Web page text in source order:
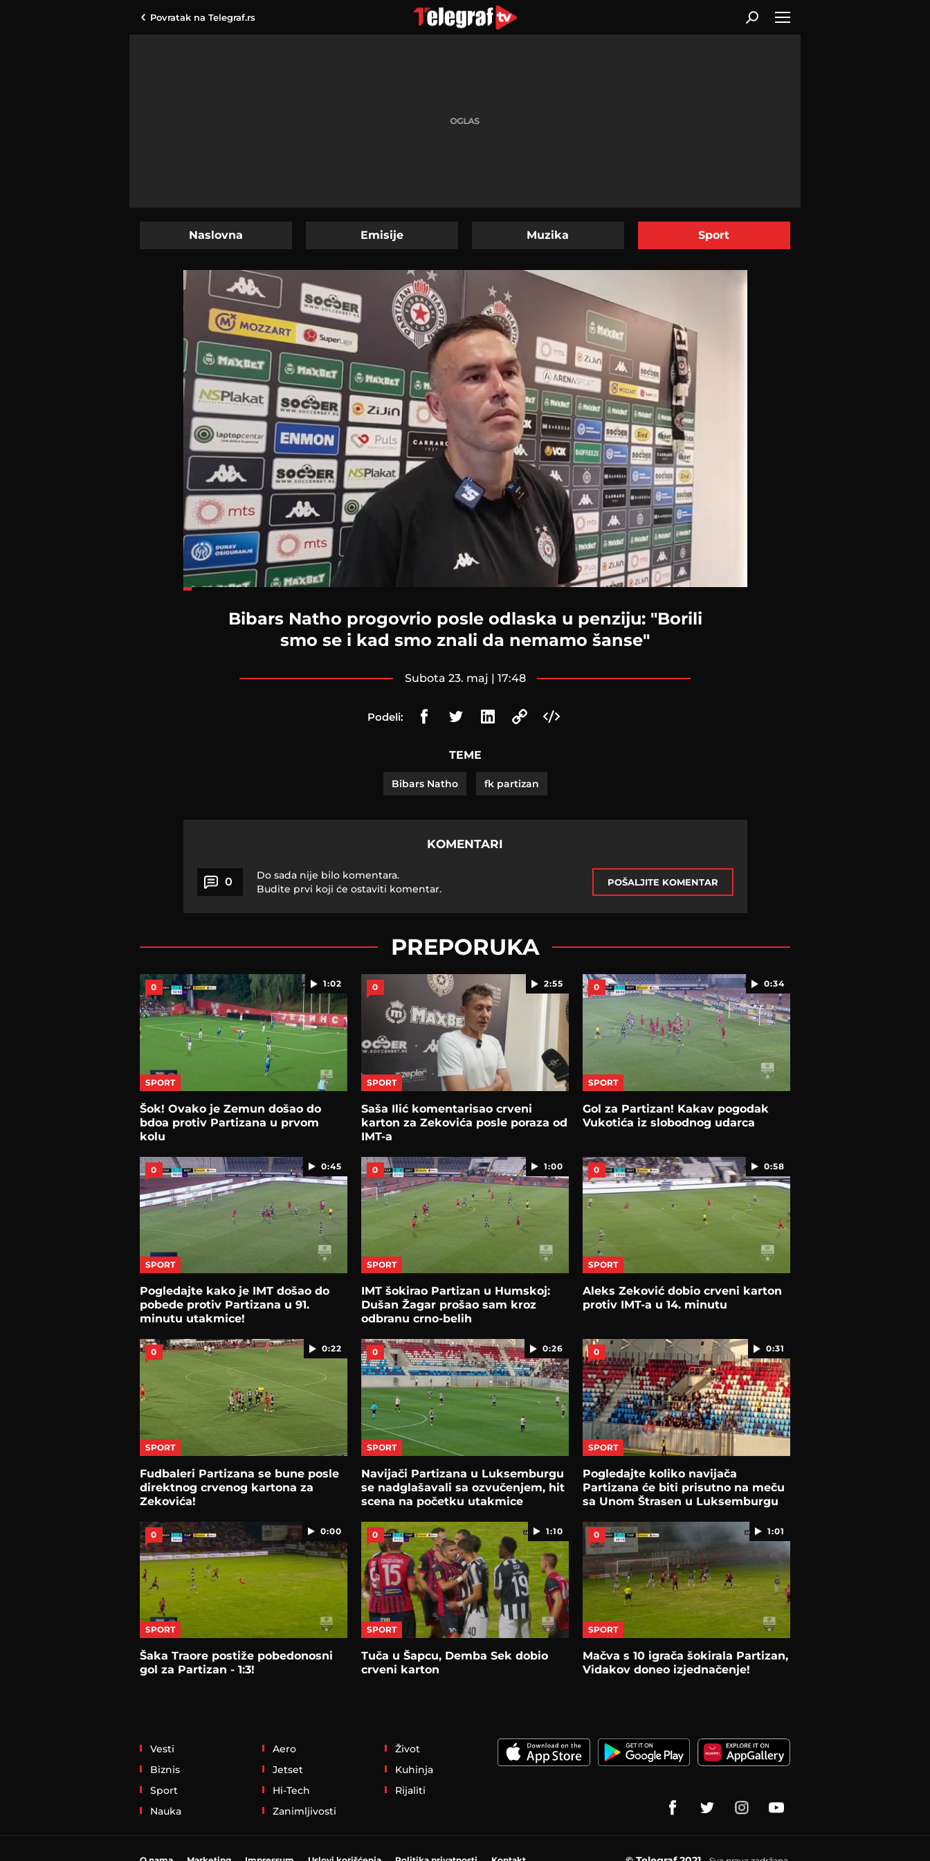
Povratak na Telegraf.rs
Naslovna Emisije Muzika Sport
Bibars Natho progovrio posle odlaska u penziju: "Borili
smo se i kad smo znali da nemamo šanse"
subota 23. maj | 17:48
Podeli:
TEME
Bibars Natho fk partizan
KOMENTARI
0
Do sada nije bilo komentara.
Budite prvi koji će ostaviti komentar.
POŠALJITE KOMENTAR
PREPORUKA
1:02
0
SPORT
Šok! Ovako je Zemun došao do
bdoa protiv Partizana u prvom
kolu
2:55
0
SPORT
Saša Ilić komentarisao crveni
karton za Zekovića posle poraza od
IMT-a
0:34
0
SPORT
Gol za Partizan! Kakav pogodak
Vukotića iz slobodnog udarca
0:45
0
SPORT
Pogledajte kako je IMT došao do
pobede protiv Partizana u 91.
minutu utakmice!
1:00
0
SPORT
IMT šokirao Partizan u Humskoj:
Dušan Žagar prošao sam kroz
odbranu crno-belih
0:58
0
SPORT
Aleks Zeković dobio crveni karton
protiv IMT-a u 14. minutu
0:22
0
SPORT
Fudbaleri Partizana se bune posle
direktnog crvenog kartona za
Zekovića!
0:26
0
SPORT
Navijači Partizana u Luksemburgu
se nadglašavali sa ozvučenjem, hit
scena na početku utakmice
0:31
0
SPORT
Pogledajte koliko navijača
Partizana će biti prisutno na meču
sa Unom Štrasen u Luksemburgu
0:00
0
SPORT
Šaka Traore postiže pobedonosni
gol za Partizan - 1:3!
1:10
0
SPORT
Tuča u Šapcu, Demba Sek dobio
crveni karton
1:01
0
SPORT
Mačva s 10 igrača šokirala Partizan,
Vidakov doneo izjednačenje!
Vesti
Biznis
Sport
Nauka
Aero
Jetset
Hi-Tech
Zanimljivosti
Život
Kuhinja
Rijaliti